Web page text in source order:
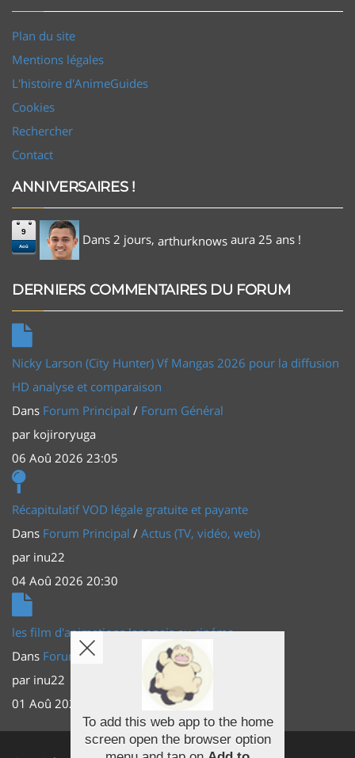
Plan du site
Mentions légales
L'histoire d'AnimeGuides
Cookies
Rechercher
Contact
ANNIVERSAIRES !
9
Aoû Dans 2 jours, arthurknows aura 25 ans !
DERNIERS COMMENTAIRES DU FORUM
Nicky Larson (City Hunter) Vf Mangas 2026 pour la diffusion
HD analyse et comparaison
Dans Forum Principal / Forum Général
par kojiroryuga
06 Aoû 2026 23:05
Récapitulatif VOD légale gratuite et payante
Dans Forum Principal / Actus (TV, vidéo, web)
par inu22
04 Aoû 2026 20:30
les film d'animations Japonais au cinéma
Dans Forum Principal
Actus (TV, vidéo, web)
par inu22
01 Aoû 2026 20:56
Facebook
To add this web app to the home
screen open the browser option